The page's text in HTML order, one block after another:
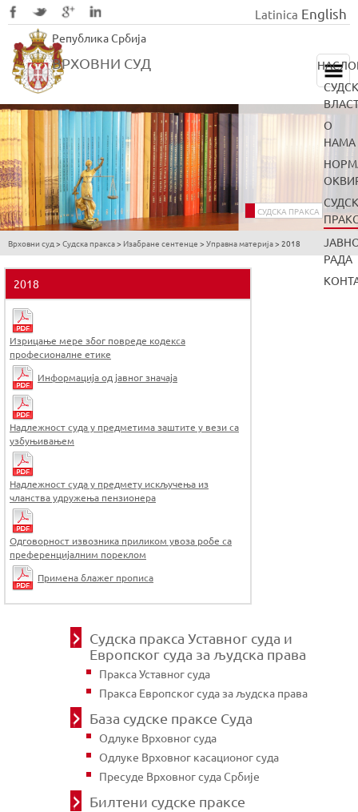
to
main
Република Србија
ВРХОВНИ СУД
Latinica English
О
НАМА
РАДА
СУДСКА ПРАКСА
You
are
here
Врховни суд > Судска пракса> Изабране сентенце > Управна материја> 2018
2018
Изрицање мере због повреде кодекса
професионалне етике
Информација од јавног значаја
Надлежност суда у предметима заштите у вези са
узбуњивањем
Надлежност суда у предмету искључења из
чланства удружења пензионера
Одговорност извозника приликом увоза робе са
преференцијалним пореклом
Примена блажег прописа
Судска пракса Уставног суда и
Европског суда за људска права
Пракса Уставног суда
Пракса Европског суда за људска права
База судске праксе Суда
Одлуке Врховног суда
Одлуке Врховног касационог суда
Пресуде Врховног суда Србије
Билтени судске праксе